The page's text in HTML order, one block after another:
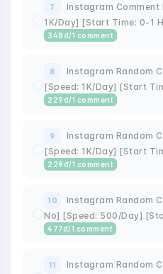
7
Instagram Comment
1K/Day] [Start Time: 0-1
348 đ/1 comment
8
Instagram Random
[Speed: 1K/Day] [Start
229 đ/1 comment
9
Instagram Random
[Speed: 1K/Day] [Start
229 đ/1 comment
10
Instagram Random
No] [Speed: 500/Day]
477đ/1 comment
11
Instagram Random